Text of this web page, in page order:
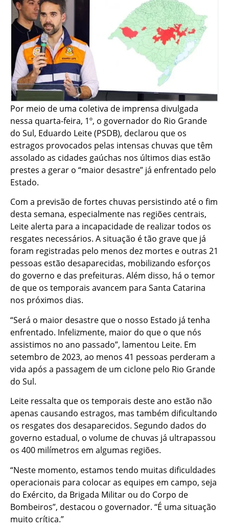
Por meio de uma coletiva de imprensa divulgada
nessa quarta-feira, 1º, o governador do Rio Grande
do Sul, Eduardo Leite (PSDB), declarou que os
estragos provocados pelas intensas chuvas que têm
assolado as cidades gaúchas nos últimos dias estão
prestes a gerar o “maior desastre” já enfrentado pelo
Estado.
Com a previsão de fortes chuvas persistindo até o fim
desta semana, especialmente nas regiões centrais,
Leite alerta para a incapacidade de realizar todos os
resgates necessários. A situação é tão grave que já
foram registradas pelo menos dez mortes e outras 21
pessoas estão desaparecidas, mobilizando esforços
do governo e das prefeituras. Além disso, há o temor
de que os temporais avancem para Santa Catarina
nos próximos dias.
“Será o maior desastre que o nosso Estado já tenha
enfrentado. Infelizmente, maior do que o que nós
assistimos no ano passado”, lamentou Leite. Em
setembro de 2023, ao menos 41 pessoas perderam a
vida após a passagem de um ciclone pelo Rio Grande
do Sul.
Leite ressalta que os temporais deste ano estão não
apenas causando estragos, mas também dificultando
os resgates dos desaparecidos. Segundo dados do
governo estadual, o volume de chuvas já ultrapassou
os 400 milímetros em algumas regiões.
“Neste momento, estamos tendo muitas dificuldades
operacionais para colocar as equipes em campo, seja
do Exército, da Brigada Militar ou do Corpo de
Bombeiros”, destacou o governador. “É uma situação
muito crítica.”